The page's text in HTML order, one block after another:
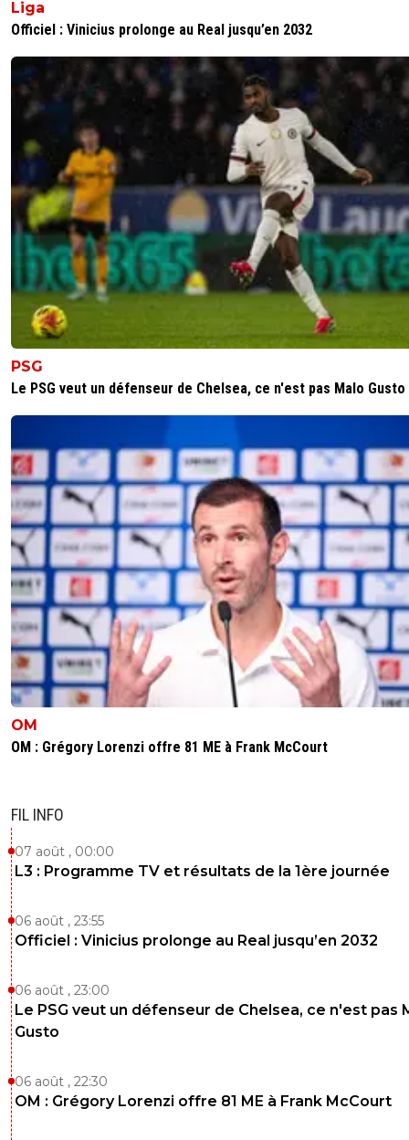
Liga
Officiel : Vinicius prolonge au Real jusqu’en 2032
PSG
Le PSG veut un défenseur de Chelsea, ce n'est pas Malo Gusto
OM
OM : Grégory Lorenzi offre 81 ME à Frank McCourt
FIL INFO
07 août , 00:00
L3 : Programme TV et résultats de la 1ère journée
06 août , 23:55
Officiel : Vinicius prolonge au Real jusqu’en 2032
06 août , 23:00
Le PSG veut un défenseur de Chelsea, ce n'est pas
Gusto
06 août , 22:30
OM : Grégory Lorenzi offre 81 ME à Frank McCourt